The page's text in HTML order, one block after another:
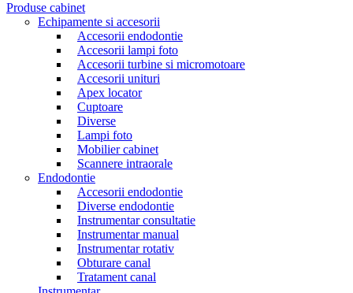
Produse cabinet
Echipamente si accesorii
Accesorii endodontie
Accesorii lampi foto
Accesorii turbine si micromotoare
Accesorii unituri
Apex locator
Cuptoare
Diverse
Lampi foto
Mobilier cabinet
Scannere intraorale
Endodontie
Accesorii endodontie
Diverse endodontie
Instrumentar consultatie
Instrumentar manual
Instrumentar rotativ
Obturare canal
Tratament canal